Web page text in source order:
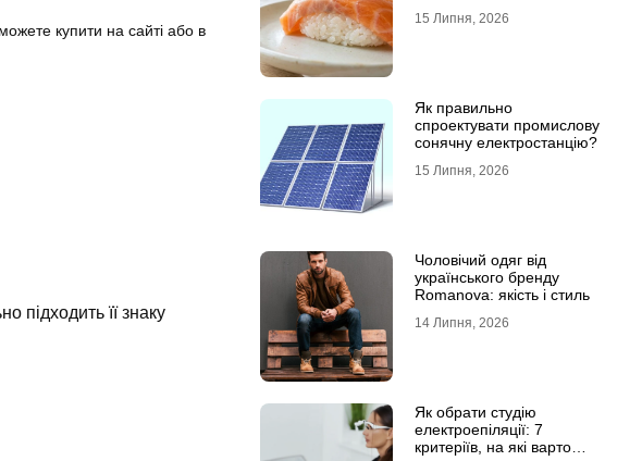
купити на сайті або в
підходить її знаку
15 Липня, 2026
Як правильно
спроектувати промислову
сонячну електростанцію?
15 Липня, 2026
Чоловічий одяг від
українського бренду
Romanova: якість і стиль
14 Липня, 2026
Як обрати студію
електроепіляції: 7
критеріїв, на які варто